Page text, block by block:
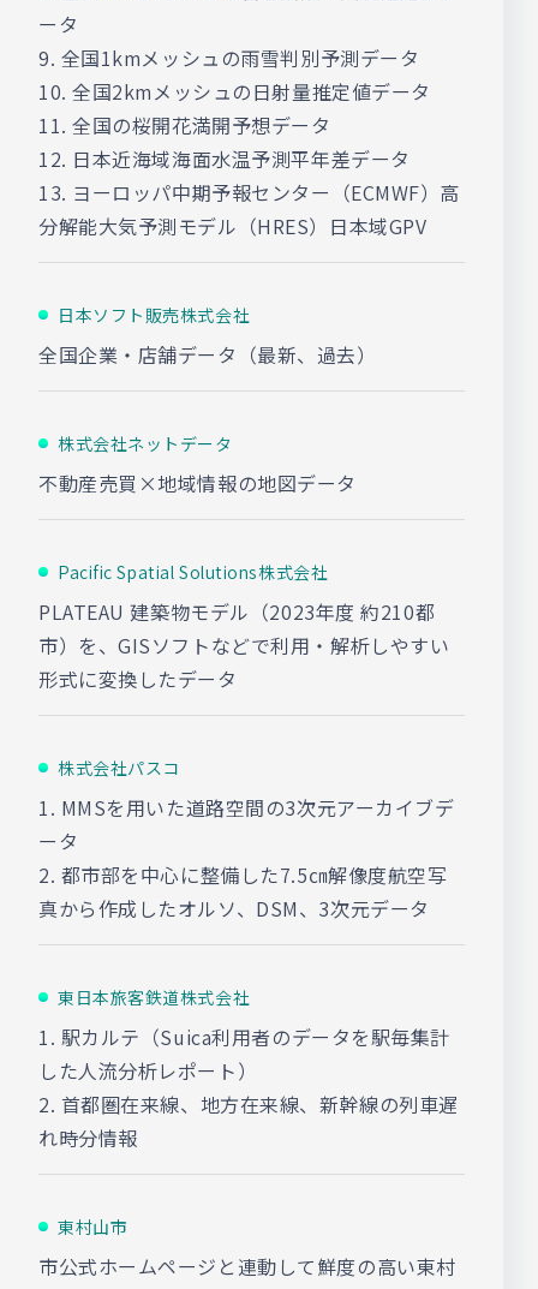
ータ
9. 全国1kmメッシュの雨雪判別予測データ
10. 全国2kmメッシュの日射量推定値データ
11. 全国の桜開花満開予想データ
12. 日本近海域海面水温予測平年差データ
13. ヨーロッパ中期予報センター（ECMWF）高
分解能大気予測モデル（HRES）日本域GPV
日本ソフト販売株式会社
全国企業・店舗データ（最新、過去）
株式会社ネットデータ
不動産売買×地域情報の地図データ
Pacific Spatial Solutions株式会社
PLATEAU 建築物モデル（2023年度 約210都
市）を、GISソフトなどで利用・解析しやすい
形式に変換したデータ
株式会社パスコ
1. MMSを用いた道路空間の3次元アーカイブデ
ータ
2. 都市部を中心に整備した7.5㎝解像度航空写
真から作成したオルソ、DSM、3次元データ
東日本旅客鉄道株式会社
1. 駅カルテ（Suica利用者のデータを駅毎集計
した人流分析レポート）
2. 首都圏在来線、地方在来線、新幹線の列車遅
れ時分情報
東村山市
市公式ホームページと連動して鮮度の高い東村